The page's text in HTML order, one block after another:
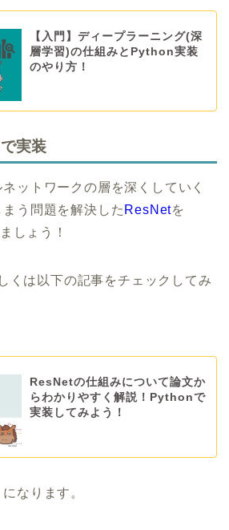
【入門】ディープラーニング(深
層学習)の仕組みとPython実装
のやり方！
実装
ットワークの層を深くしていく
う問題を解決した ResNetを
しょう！
くは以下の記事をチェックしてみ
ResNetの仕組みについて論文か
らわかりやすく解説！Pythonで
実装してみよう！
なります。